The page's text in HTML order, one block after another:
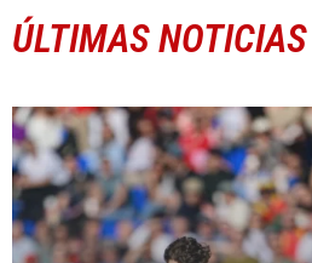
ÚLTIMAS NOTICIAS